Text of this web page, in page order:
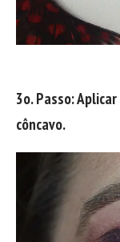
3o. Passo:
côncavo.